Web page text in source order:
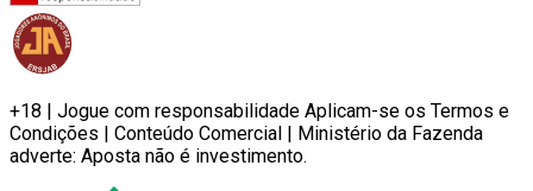
+18 | Jogue com responsabilidade Aplicam-se os Termos e
Condições | Conteúdo Comercial | Ministério da Fazenda
adverte: Aposta não é investimento.